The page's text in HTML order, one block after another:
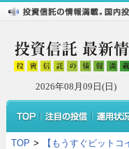
2026年08月09日(日)
TOP > 【もうすぐビット